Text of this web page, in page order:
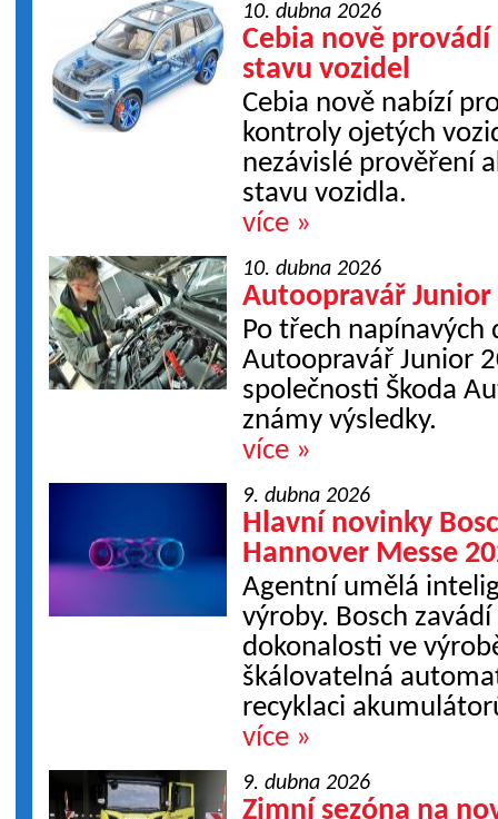
10. dubna 2026
Cebia nově
stavu vozidel
Cebia nově nabízí
kontroly ojetých
nezávislé prověření
stavu vozidla.
více »
10. dubna 2026
Autoopravář Junior
Po třech napínavých
Autoopravář Junior
společnosti Škoda
známy výsledky.
více »
9. dubna 2026
Hlavní novinky
Hannover Messe
Agentní umělá
výroby. Bosch
dokonalosti ve
škálovatelná
recyklaci
více »
9. dubna 2026
Zimní sezóna na